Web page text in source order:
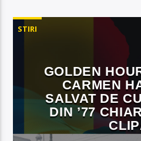
STIRI
GOLDEN
CARMEN
SALVAT DE
DIN ’77